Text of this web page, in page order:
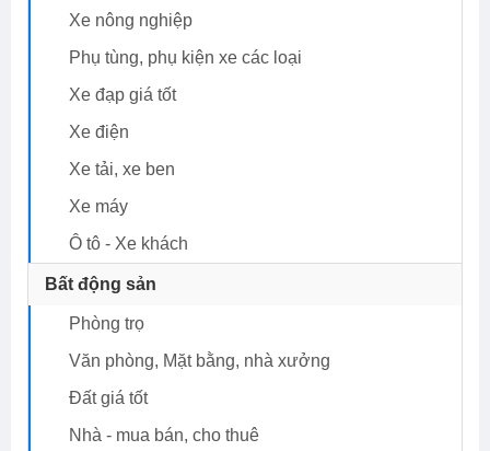
Xe nông nghiệp
Phụ tùng, phụ kiện xe các loại
Xe đạp giá tốt
Xe điện
Xe tải, xe ben
Xe máy
Ô tô - Xe khách
Bất động sản
Phòng trọ
Văn phòng, Mặt bằng, nhà xưởng
Đất giá tốt
nhà - mua bán, cho thuê